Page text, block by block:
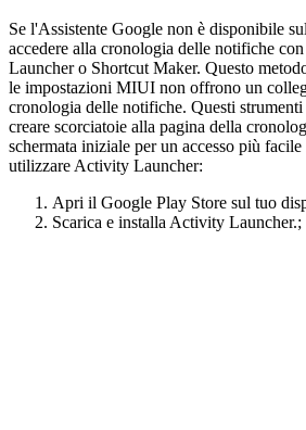
Se l'Assistente Google non è disponibile
accedere alla cronologia delle notifiche
Launcher o Shortcut Maker. Questo
le impostazioni MIUI non offrono un
cronologia delle notifiche. Questi
creare scorciatoie alla pagina della
schermata iniziale per un accesso più
utilizzare Activity Launcher:
Apri il Google Play Store sul tuo
Scarica e installa Activity Launcher.;